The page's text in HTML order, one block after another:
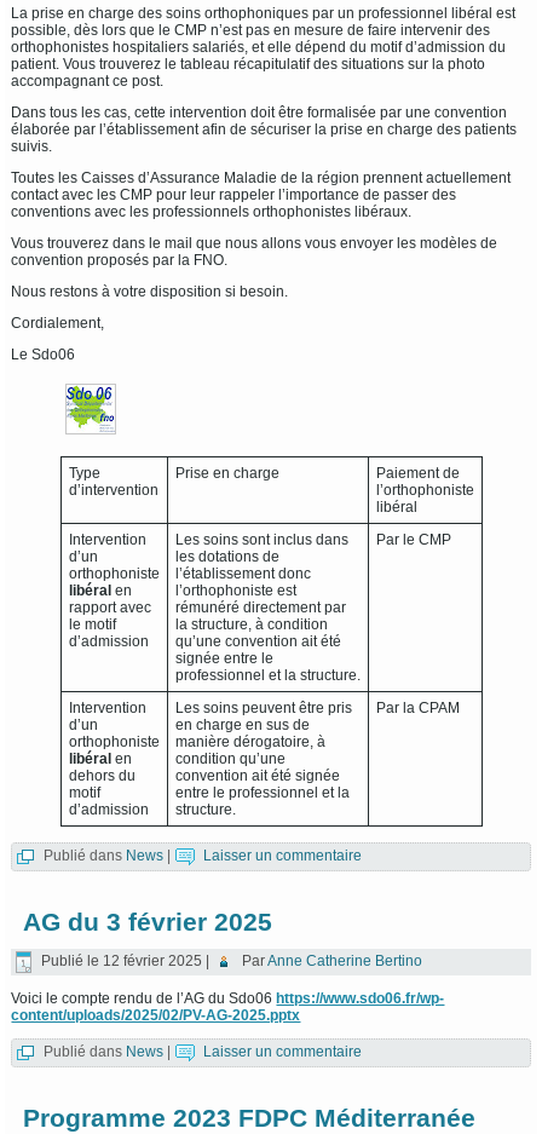
La prise en charge des soins orthophoniques par un professionnel libéral est
possible, dès lors que le CMP n’est pas en mesure de faire intervenir des
orthophonistes hospitaliers salariés, et elle dépend du motif d’admission du
patient. Vous trouverez le tableau récapitulatif des situations sur la photo
accompagnant ce post.
Dans tous les cas, cette intervention doit être formalisée par une convention
élaborée par l’établissement afin de sécuriser la prise en charge des patients
suivis.
Toutes les Caisses d’Assurance Maladie de la région prennent actuellement
contact avec les CMP pour leur rappeler l’importance de passer des
conventions avec les professionnels orthophonistes libéraux.
Vous trouverez dans le mail que nous allons vous envoyer les modèles de
convention proposés par la FNO.
Nous restons à votre disposition si besoin.
Cordialement,
Le Sdo06
Type
d’intervention
Prise en charge
Paiement de
l’orthophoniste
libéral
Intervention
d’un
orthophoniste
libéral en
rapport avec
le motif
d’admission
Les soins sont inclus dans
les dotations de
l’établissement donc
l’orthophoniste est
rémunéré directement par
la structure, à condition
qu’une convention ait été
signée entre le
professionnel et la structure.
Par le CMP
Intervention
d’un
orthophoniste
libéral en
dehors du
motif
d’admission
Les soins peuvent être pris
en charge en sus de
manière dérogatoire, à
condition qu’une
convention ait été signée
entre le professionnel et la
structure.
Par la CPAM
Publié dans News Laisser un commentaire
AG du 3 février 2025
Publié le 12 février 2025 ParAnne Catherine Bertino
Voici le compte rendu de l’AG du Sdo06 https://www.sdo06.fr/wp-
content/uploads/2025/02/PV-AG-2025.pptx
Publié dans News Laisser un commentaire
Programme 2023 FDPC Méditerranée